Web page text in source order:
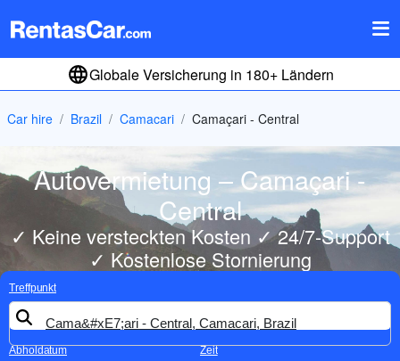
Globale Versicherung in 180+ Ländern
Car hire Brazil Camacari Camaçari - Central
Autovermietung – Camaçari -
Central
✓ Keine versteckten Kosten ✓ 24/7-Support
✓ Kostenlose Stornierung
Treffpunkt
Abholdatum Zeit